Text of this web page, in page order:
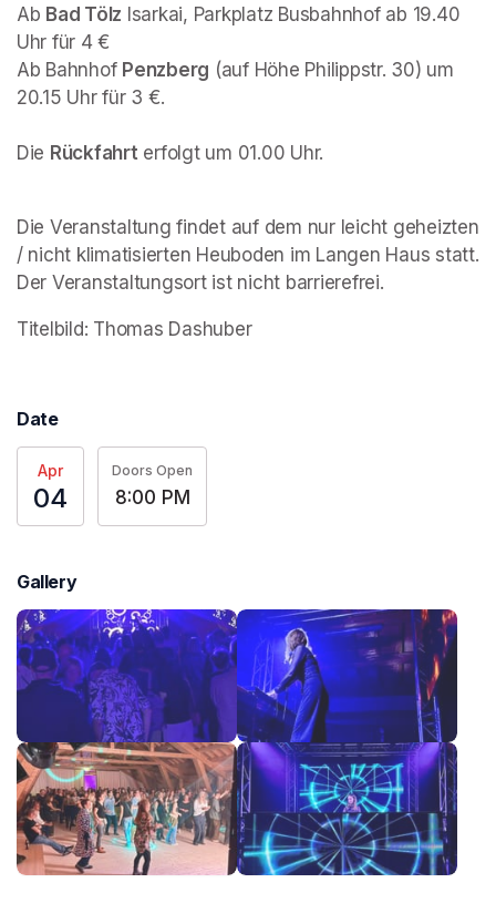
Ab Bad Tölz Isarkai, Parkplatz Busbahnhof ab 19.40
Uhr für 4 €
Ab Bahnhof Penzberg (auf Höhe Philippstr. 30) um
20.15 Uhr für 3 €.
Die Rückfahrt erfolgt um 01.00 Uhr.
Die Veranstaltung findet auf dem nur leicht geheizten
/ nicht klimatisierten Heuboden im Langen Haus statt.
Der Veranstaltungsort ist nicht barrierefrei.
Titelbild: Thomas Dashuber
Date
Apr
04
Doors Open
8:00 PM
Gallery